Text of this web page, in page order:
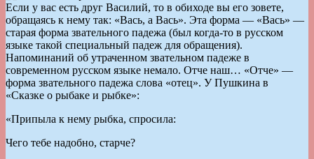
Если у вас есть друг Василий, то в обиходе вы его зовете,
обращаясь к нему так: «Вась, а Вась». Эта форма — «Вась» —
старая форма звательного падежа (был когда-то в русском
языке такой специальный падеж для обращения).
Напоминаний об утраченном звательном падеже в
современном русском языке немало. Отче наш… «Отче» —
форма звательного падежа слова «отец». У Пушкина в
«Сказке о рыбаке и рыбке»:
«Припыла к нему рыбка, спросила:
Чего тебе надобно, старче?